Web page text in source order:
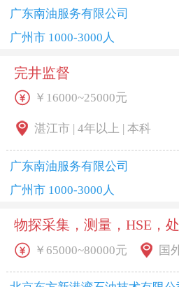
广东南油服务有限公司
广州市 1000-3000人
完井监督
￥16000~25000元
湛江市 | 4年以上 | 本科
广东南油服务有限公司
广州市 1000-3000人
物探采集，测量，HSE，
￥65000~80000元 国